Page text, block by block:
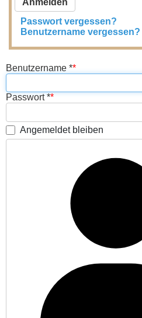
Passwort vergessen?
Benutzername vergessen?
Benutzername *
Passwort*
Angemeldet bleiben